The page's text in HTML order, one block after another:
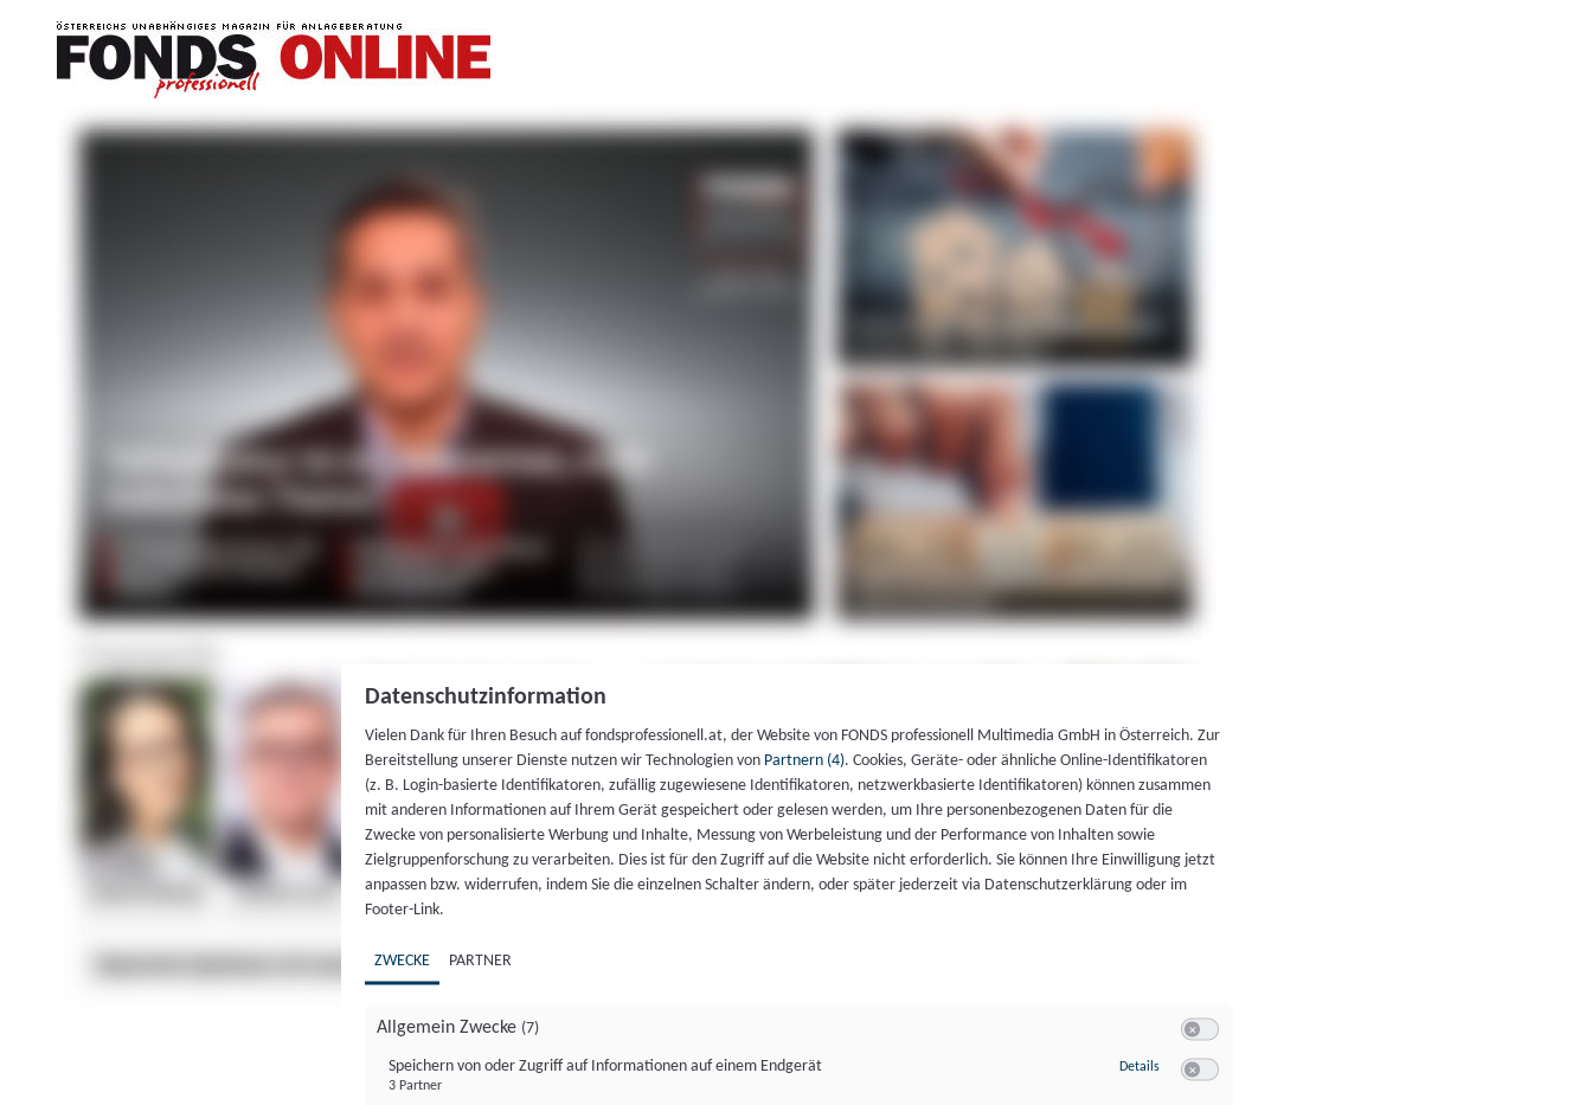
Datenschutzinformation
Vielen Dank für Ihren Besuch auf fondsprofessionell.at, der Website von FONDS professionell Multimedia GmbH in Österreich. Zur
Bereitstellung unserer Dienste nutzen wir Technologien von Partnern (4). Cookies, Geräte- oder ähnliche Online-Identifikatoren
(z. B. Login-basierte Identifikatoren, zufällig zugewiesene Identifikatoren, netzwerkbasierte Identifikatoren) können zusammen
mit anderen Informationen auf Ihrem Gerät gespeichert oder gelesen werden, um Ihre personenbezogenen Daten für die
Zwecke von personalisierte Werbung und Inhalte, Messung von Werbeleistung und der Performance von Inhalten sowie
Zielgruppenforschung zu verarbeiten. Dies ist für den Zugriff auf die Website nicht erforderlich. Sie können Ihre Einwilligung jetzt
anpassen bzw. widerrufen, indem Sie die einzelnen Schalter ändern, oder später jederzeit via Datenschutzerklärung oder im
Footer-Link.
ZWECKE PARTNER
Allgemein Zwecke (7)
Speichern von oder Zugriff auf Informationen auf einem Endgerät
3 Partner
Details zu Speichern von oder Zugriff auf Informationen auf einem Endgerät